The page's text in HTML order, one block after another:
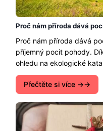
Proč nám příroda dává
Proč nám příroda dává
příjemný pocit pohody.
ohledu na ekologické
Přečtěte si více →